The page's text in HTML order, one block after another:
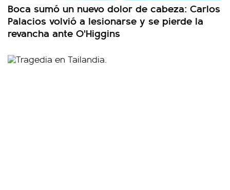
Boca sumó un nuevo dolor de cabeza: Carlos
Palacios volvió a lesionarse y se pierde la
revancha ante O'Higgins